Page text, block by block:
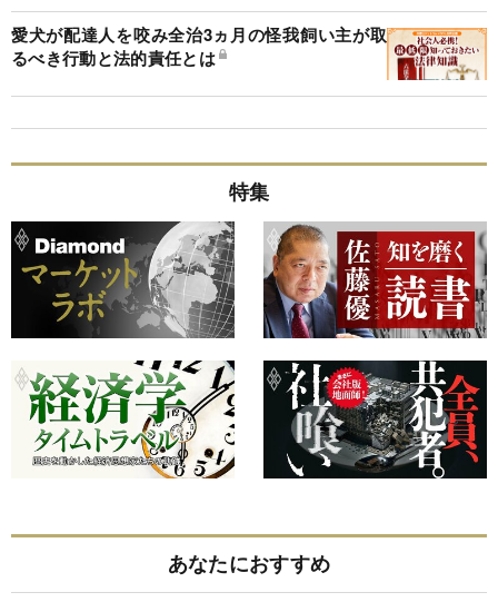
愛犬が配達人を咬み全治3ヵ月の怪我飼い主が取
るべき行動と法的責任とは
特集
あなたにおすすめ